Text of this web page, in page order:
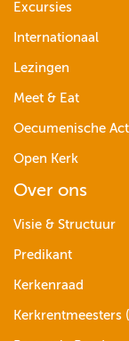
Excursies
Internationaal
Lezingen
Meet & Eat
Oecumenische
Open Kerk
Over ons
Visie & Structuur
Predikant
Kerkenraad
Kerkrentmeesters